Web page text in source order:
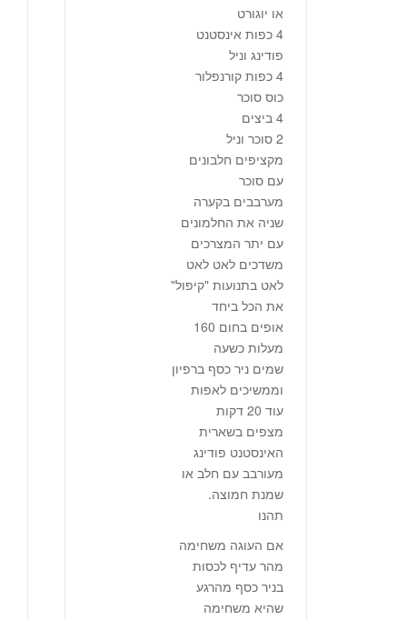
או יוגורט
4 כפות אינסטנט
פודינג וניל
4 כפות קורנפלור
כוס סוכר
4 ביצים
2 סוכר וניל
מקציפים חלבונים
עם סוכר
מערבבים בקערה
שניה את החלמונים
עם יתר המצרכים
משדכים לאט לאט
לאט בתנועות "קיפול"
את הכל ביחד
אופים בחום 160
מעלות כשעה
שמים ניר כסף ברפיון
וממשיכים לאפות
עוד 20 דקות
מצפים בשארית
האינסטנט פודינג
מעורבב עם חלב או
שמנת חמוצה.
תהנו
אם העוגה משחימה
מהר עדיף לכסות
בניר כסף מהרגע
שהיא משחימה